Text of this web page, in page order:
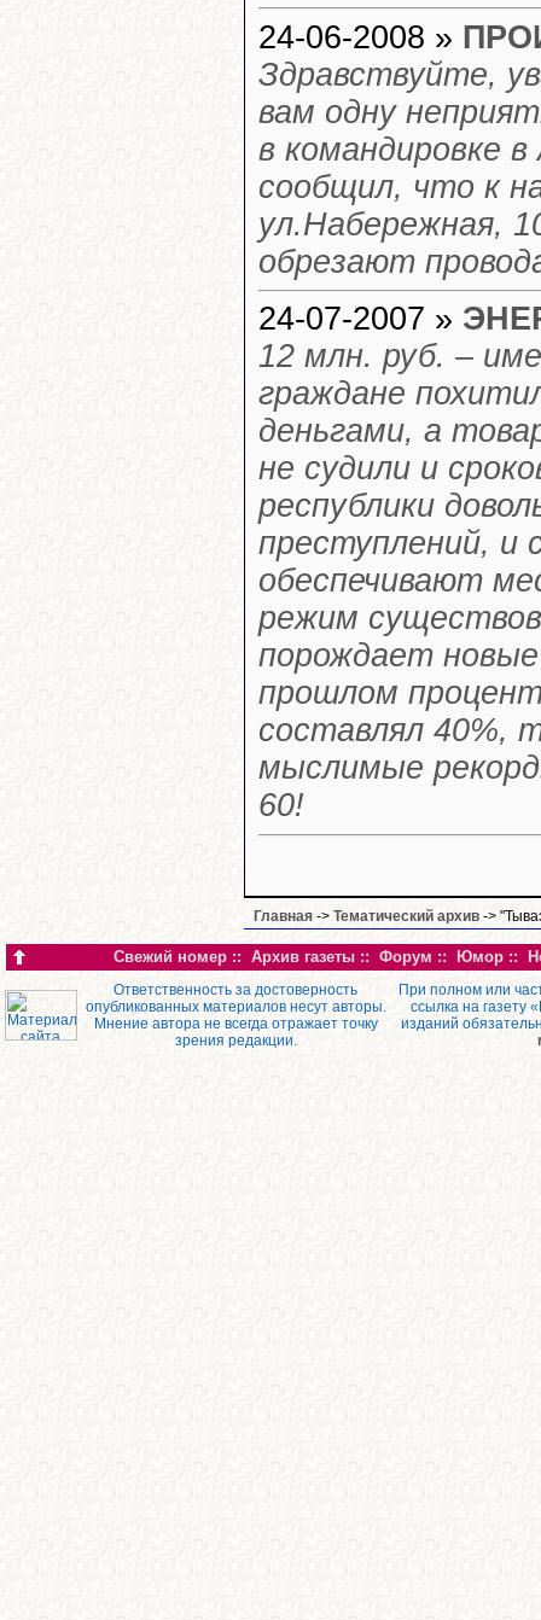
24-06-2008 »
Здравствуйте,
вам одну
в командировке
сообщил, что к
ул.Набережная,
обрезают
24-07-2007 »
12 млн. руб. –
граждане
деньгами, а
не судили и
республики
преступлений, и
обеспечивают
режим
порождает
прошлом
составлял 40%,
мыслимые
60!
Главная -> Тематический архив ->
Свежий номер :: Архив газеты :: Форум :: Юмор ::
Ответственность за достоверность
опубликованных материалов несут авторы.
Мнение автора не всегда отражает точку
зрения редакции.
При полном или
ссылка на газету
изданий